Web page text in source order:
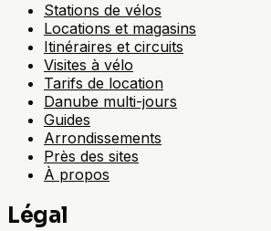
Stations de vélos
Locations et magasins
Itinéraires et circuits
Visites à vélo
Tarifs de location
Danube multi-jours
Guides
Arrondissements
Près des sites
À propos
Légal